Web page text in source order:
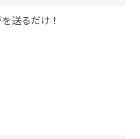
送るだけ！